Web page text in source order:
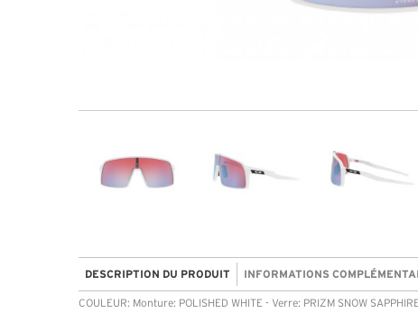
DESCRIPTION DU PRODUIT INFORMATIONS
COULEUR: Monture: POLISHED WHITE - Verre: PRIZM SNOW